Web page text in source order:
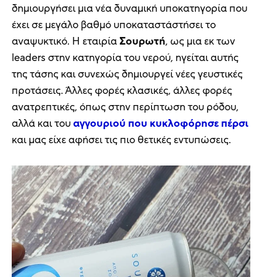
δημιουργήσει μια νέα δυναμική υποκατηγορία που
έχει σε μεγάλο βαθμό υποκαταστάστήσει το
αναψυκτικό. Η εταιρία Σουρωτή, ως μια εκ των
leaders στην κατηγορία του νερού, ηγείται αυτής
της τάσης και συνεχώς δημιουργεί νέες γευστικές
προτάσεις. Άλλες φορές κλασικές, άλλες φορές
ανατρεπτικές, όπως στην περίπτωση του ρόδου,
αλλά και τουαγγουριού που κυκλοφόρησε πέρσι
και μας είχε αφήσει τις πιο θετικές εντυπώσεις.